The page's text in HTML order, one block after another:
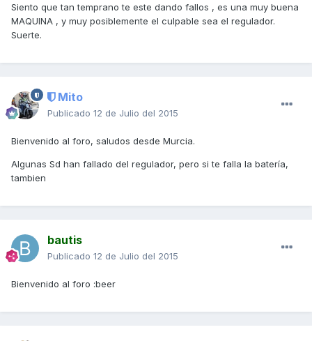
Siento que tan temprano te este dando fallos , es una muy buena
MAQUINA , y muy posiblemente el culpable sea el regulador.
Suerte.
Mito
Publicado 12 de Julio del 2015
Bienvenido al foro, saludos desde Murcia.
Algunas Sd han fallado del regulador, pero si te falla la batería,
tambien
bautis
Publicado 12 de Julio del 2015
Bienvenido al foro :beer